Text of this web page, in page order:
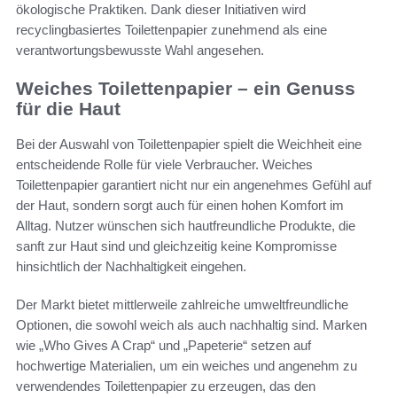
ökologische Praktiken. Dank dieser Initiativen wird
recyclingbasiertes Toilettenpapier zunehmend als eine
verantwortungsbewusste Wahl angesehen.
Weiches Toilettenpapier – ein Genuss
für die Haut
Bei der Auswahl von Toilettenpapier spielt die Weichheit eine
entscheidende Rolle für viele Verbraucher. Weiches
Toilettenpapier garantiert nicht nur ein angenehmes Gefühl auf
der Haut, sondern sorgt auch für einen hohen Komfort im
Alltag. Nutzer wünschen sich hautfreundliche Produkte, die
sanft zur Haut sind und gleichzeitig keine Kompromisse
hinsichtlich der Nachhaltigkeit eingehen.
Der Markt bietet mittlerweile zahlreiche umweltfreundliche
Optionen, die sowohl weich als auch nachhaltig sind. Marken
wie „Who Gives A Crap“ und „Papeterie“ setzen auf
hochwertige Materialien, um ein weiches und angenehm zu
verwendendes Toilettenpapier zu erzeugen, das den